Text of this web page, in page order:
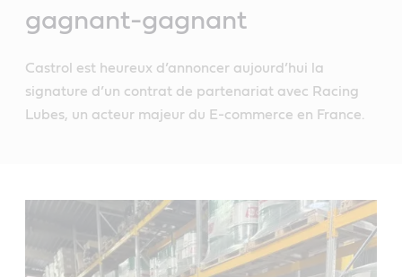
gagnant-gagnant
Castrol est heureux d’annoncer aujourd’hui la
signature d’un contrat de partenariat avec Racing
Lubes, un acteur majeur du E-commerce en France.